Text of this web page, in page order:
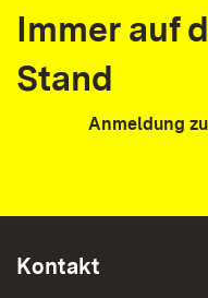
Immer auf
Stand
Anmeldung
Kontakt